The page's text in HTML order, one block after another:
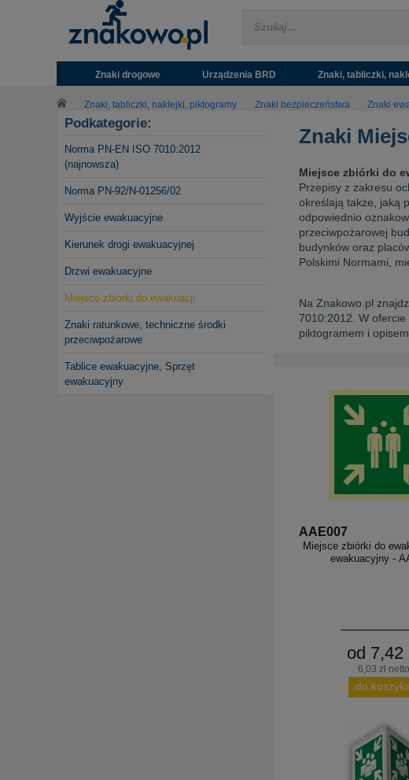
Znaki drogowe Urządzenia BRD Znaki, tabliczki,
Znaki, tabliczki, naklejki, piktogramy Znaki bezpieczeństwa Znaki
Podkategorie:
Norma PN-EN ISO 7010:2012
(najnowsza)
Norma PN-92/N-01256/02
Wyjście ewakuacyjne
Kierunek drogi ewakuacyjnej
Drzwi ewakuacyjne
Miejsce zbiórki do ewakuacji
Znaki ratunkowe, techniczne środki
przeciwpożarowe
Tablice ewakuacyjne, Sprzęt
ewakuacyjny
Znaki
Miejsce zbiórki do
Przepisy z zakresu
określają także, jaką
odpowiednio
przeciwpożarowej
budynków oraz
Polskimi Normami,
Na Znakowo.pl
7010:2012. W
piktogramem i opisem
AAE007
Miejsce zbiórki do
ewakuacyjny -
od 7,42
6,03 zł netto
do